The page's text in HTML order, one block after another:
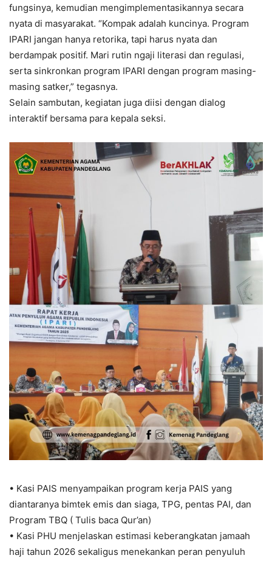
fungsinya, kemudian mengimplementasikannya secara
nyata di masyarakat. “Kompak adalah kuncinya. Program
IPARI jangan hanya retorika, tapi harus nyata dan
berdampak positif. Mari rutin ngaji literasi dan regulasi,
serta sinkronkan program IPARI dengan program masing-
masing satker,” tegasnya.
Selain sambutan, kegiatan juga diisi dengan dialog
interaktif bersama para kepala seksi.
• Kasi PAIS menyampaikan program kerja PAIS yang
diantaranya bimtek emis dan siaga, TPG, pentas PAI, dan
Program TBQ ( Tulis baca Qur’an)
• Kasi PHU menjelaskan estimasi keberangkatan jamaah
haji tahun 2026 sekaligus menekankan peran penyuluh